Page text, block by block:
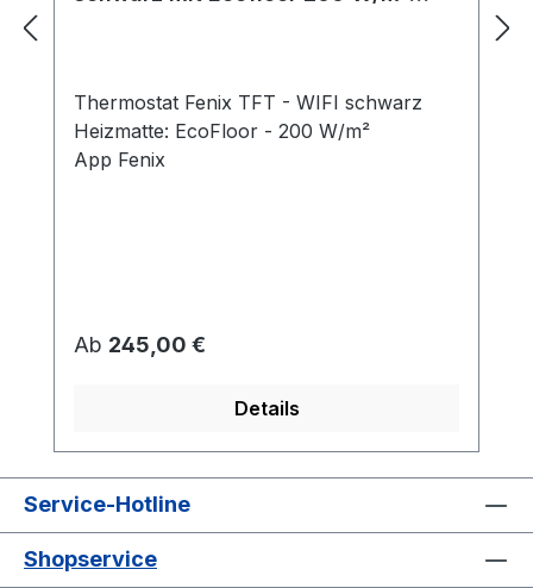
Thermostat Fenix TFT - WIFI schwarz
Heizmatte: EcoFloor - 200 W/m²
App Fenix
Regulärer Preis:
Ab 245,00 €
Details
Service-Hotline
Shopservice